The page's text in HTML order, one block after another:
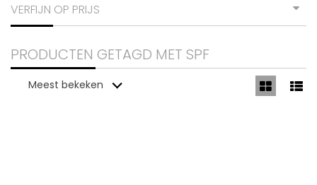
VERFIJN OP PRIJS
PRODUCTEN GETAGD MET SPF
Meest bekeken